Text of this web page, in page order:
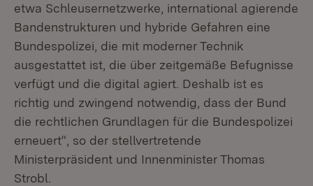
etwa Schleusernetzwerke, international agierende
Bandenstrukturen und hybride Gefahren eine
Bundespolizei, die mit moderner Technik
ausgestattet ist, die über zeitgemäße Befugnisse
verfügt und die digital agiert. Deshalb ist es
richtig und zwingend notwendig, dass der Bund
die rechtlichen Grundlagen für die Bundespolizei
erneuert“, so der stellvertretende
Ministerpräsident und Innenminister Thomas
Strobl.